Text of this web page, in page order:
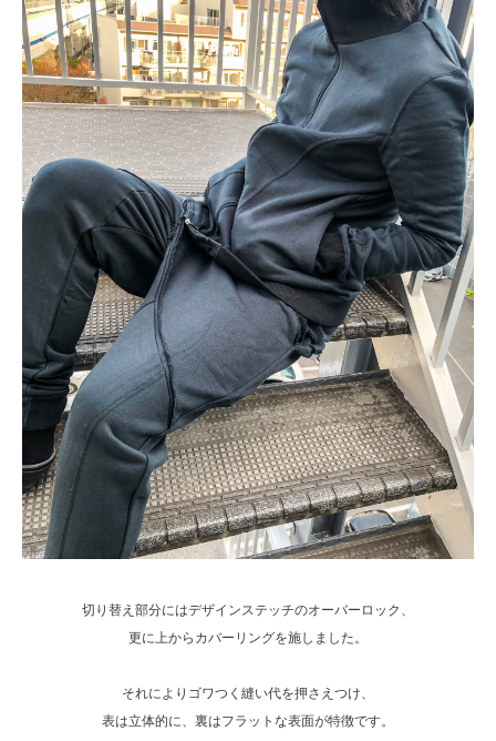
切り替え部分にはデザインステッチのオーバーロック、
更に上からカバーリングを施しました。
それによりゴワつく縫い代を押さえつけ、
表は立体的に、裏はフラットな表面が特徴です。